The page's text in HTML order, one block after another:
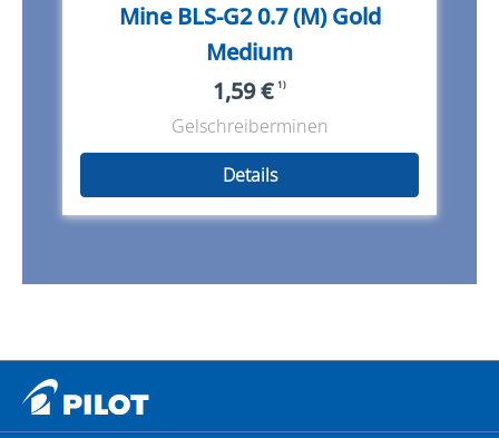
Mine BLS-G2 0.7 (M) Gold
Medium
1,59 € 1)
Gelschreiberminen
Details